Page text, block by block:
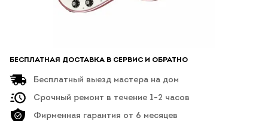
БЕСПЛАТНАЯ ДОСТАВКА В СЕРВИС И ОБРАТНО
Бесплатный выезд мастера на дом
Срочный ремонт в течение 1-2 часов
Фирменная гарантия от 6 месяцев